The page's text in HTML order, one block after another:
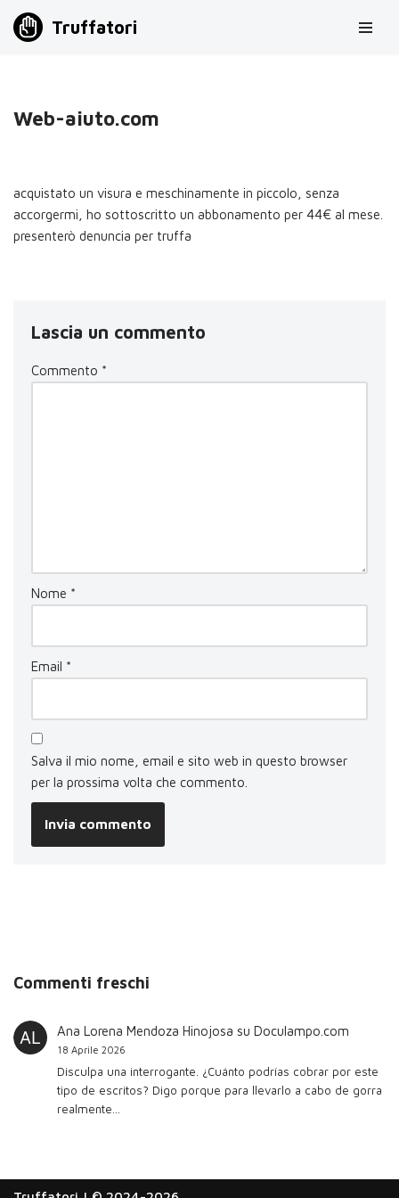
Truffatori
Web-aiuto.com
acquistato un visura e meschinamente in piccolo, senza
accorgermi, ho sottoscritto un abbonamento per 44€ al mese.
presenterò denuncia per truffa
Lascia un commento
Commento *
Nome *
Email *
Salva il mio nome, email e sito web in questo browser
per la prossima volta che commento.
Commenti freschi
Ana Lorena Mendoza Hinojosa su Doculampo.com
18 Aprile 2026
Disculpa una interrogante. ¿Cuánto podrías cobrar por este
tipo de escritos? Digo porque para llevarlo a cabo de gorra
realmente…